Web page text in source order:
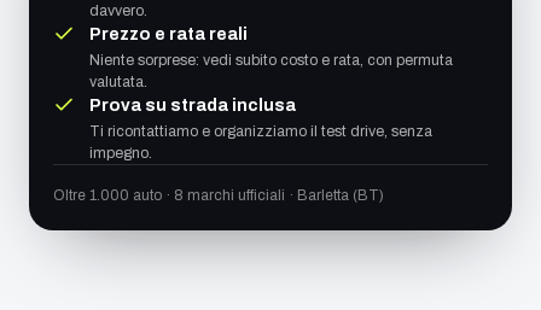
davvero.
Prezzo e rata reali
Niente sorprese: vedi subito costo e rata, con permuta
valutata.
Prova su strada inclusa
Ti ricontattiamo e organizziamo il test drive, senza
impegno.
Oltre 1.000 auto · 8 marchi ufficiali · Barletta (BT)